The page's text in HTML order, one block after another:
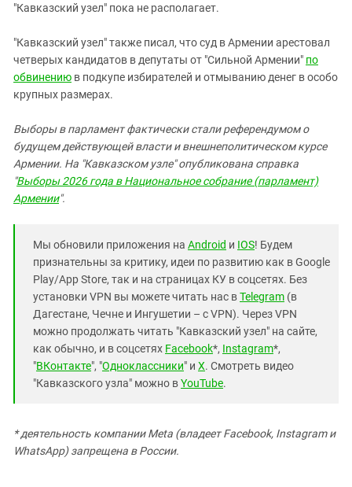
"Кавказский узел" пока не располагает.
"Кавказский узел" также писал, что суд в Армении арестовал
четверых кандидатов в депутаты от "Сильной Армении" по
обвинению в подкупе избирателей и отмыванию денег в особо
крупных размерах.
Выборы в парламент фактически стали референдумом о
будущем действующей власти и внешнеполитическом курсе
Армении. На "Кавказском узле" опубликована справка
"Выборы 2026 года в Национальное собрание (парламент)
Армении".
Мы обновили приложения на Android и IOS! Будем
признательны за критику, идеи по развитию как в Google
Play/App Store, так и на страницах КУ в соцсетях. Без
установки VPN вы можете читать нас вTelegram (в
Дагестане, Чечне и Ингушетии – с VPN). Через VPN
можно продолжать читать "Кавказский узел" на сайте,
как обычно, и в соцсетях Facebook*, Instagram*,
"ВКонтакте", "Одноклассники" и X. Смотреть видео
"Кавказского узла" можно вYouTube.
* деятельность компании Meta (владеет Facebook, Instagram и
WhatsApp) запрещена в России.